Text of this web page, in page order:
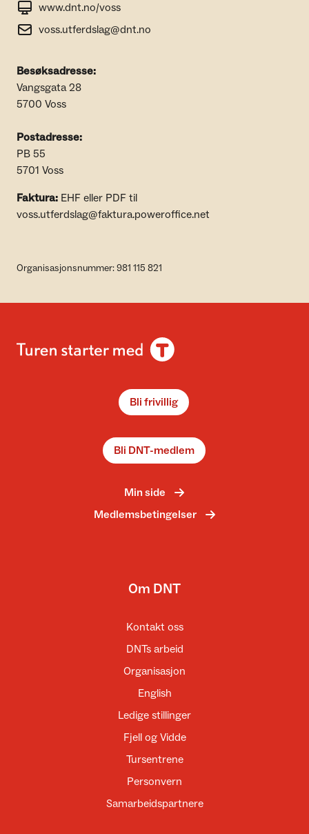
www.dnt.no/voss
voss.utferdslag@dnt.no
Besøksadresse:
Vangsgata 28
5700 Voss
Postadresse:
PB 55
5701 Voss
Faktura: EHF eller PDF til
voss.utferdslag@faktura.poweroffice.net
Organisasjonsnummer: 981 115 821
Bli frivillig
Bli DNT-medlem
Min side
Medlemsbetingelser
Om DNT
Kontakt oss
DNTs arbeid
Organisasjon
English
Ledige stillinger
Fjell og Vidde
Tursentrene
Personvern
Samarbeidspartnere